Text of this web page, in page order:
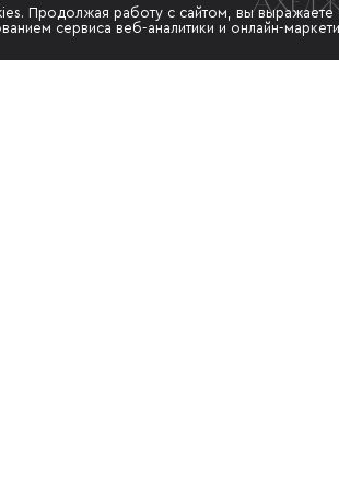
Продолжая работу с сайтом, вы выражаете
сервиса веб-аналитики и онлайн-